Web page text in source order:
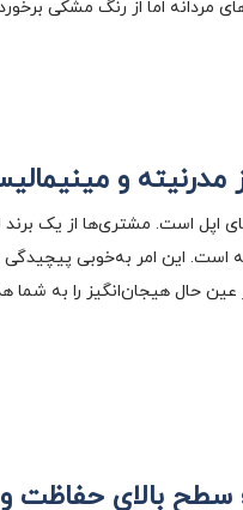
اما از رنگ مشکی
مدرنیته و
اپل است. مشتری‌ها از یک برند
این امر به‌خوبی پیچیدگی
حال هیجان‌انگیز را به شما
سطح بالای حفاظت